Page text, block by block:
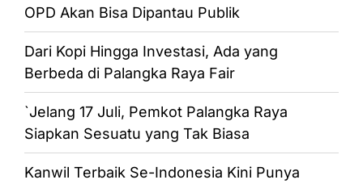
OPD Akan Bisa Dipantau Publik
Dari Kopi Hingga Investasi, Ada yang
Berbeda di Palangka Raya Fair
`Jelang 17 Juli, Pemkot Palangka Raya
Siapkan Sesuatu yang Tak Biasa
Kanwil Terbaik Se-Indonesia Kini Punya